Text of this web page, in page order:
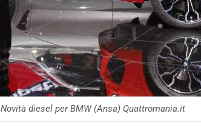
Novità diesel per BMW (Ansa) Quattromania.it